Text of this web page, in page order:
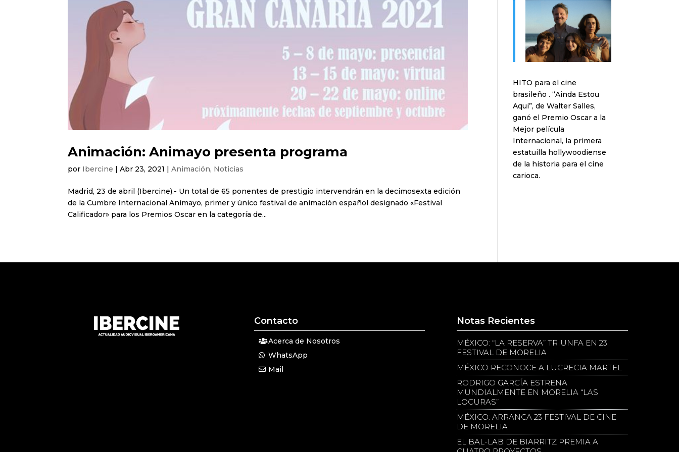
Animación: Animayo presenta programa
por Ibercine |Abr 23, 2021 |Animación, Noticias
Madrid, 23 de abril (Ibercine).- Un total de 65 ponentes de prestigio intervendrán en la decimosexta edición
de la Cumbre Internacional Animayo, primer y único festival de animación español designado «Festival
Calificador» para los Premios Oscar en la categoría de...
HITO para el cine
brasileño . “Ainda Estou
Aqui”, de Walter Salles,
ganó el Premio Oscar a la
Mejor película
Internacional, la primera
estatuilla hollywoodiense
de la historia para el cine
carioca.
Contacto
Acerca de Nosotros
WhatsApp
Mail
Notas Recientes
MÉXICO: “LA RESERVA” TRIUNFA EN 23
FESTIVAL DE MORELIA
MÉXICO RECONOCE A LUCRECIA MARTEL
RODRIGO GARCÍA ESTRENA
MUNDIALMENTE EN MORELIA “LAS
LOCURAS”
MÉXICO: ARRANCA 23 FESTIVAL DE CINE
DE MORELIA
EL BAL-LAB DE BIARRITZ PREMIA A